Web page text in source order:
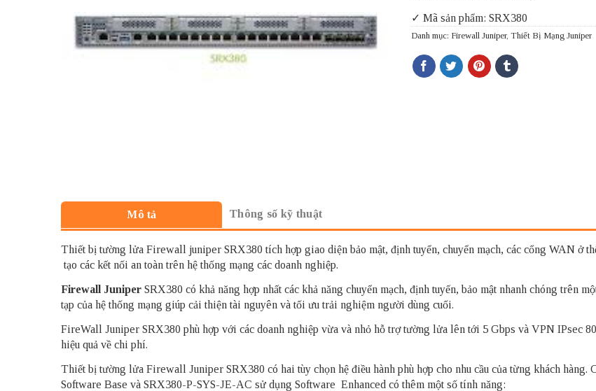
✓ Mã sản phẩm: SRX380
Danh mục: Firewall Juniper, Thiết Bị Mạng Juniper
Mô tả Thông số kỹ thuật
Thiết bị tường lửa Firewall juniper SRX380 tích hợp giao diện bảo mật, định tuyển, chuyển mạch, các cổng WAN ở
tạo các kết nối an toàn trên hệ thống mạng các doanh nghiệp.
Firewall Juniper SRX380 có khả năng hợp nhất các khả năng chuyển mạch, định tuyến, bảo mật nhanh chóng trên
tạp của hệ thống mạng giúp cải thiện tài nguyên và tối ưu trải nghiệm người dùng cuối.
FireWall Juniper SRX380 phù hợp với các doanh nghiệp vừa và nhỏ hỗ trợ tường lửa lên tới 5 Gbps và VPN IPsec
hiệu quả về chi phí.
Thiết bị tường lửa Firewall Juniper SRX380 có hai tùy chọn hệ điều hành phù hợp cho nhu cầu của từng khách
Software Base và SRX380-P-SYS-JE-AC sử dụng Software Enhanced có thêm một số tính năng: